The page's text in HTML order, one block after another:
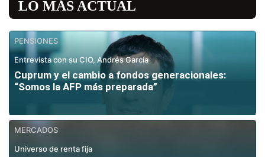
LO MÁS ACTUAL
PENSIONES
Entrevista con su CIO, Andrés García
Cuprum y el cambio a fondos generacionales:
“Somos la AFP más preparada”
MERCADOS
Universo de renta fija